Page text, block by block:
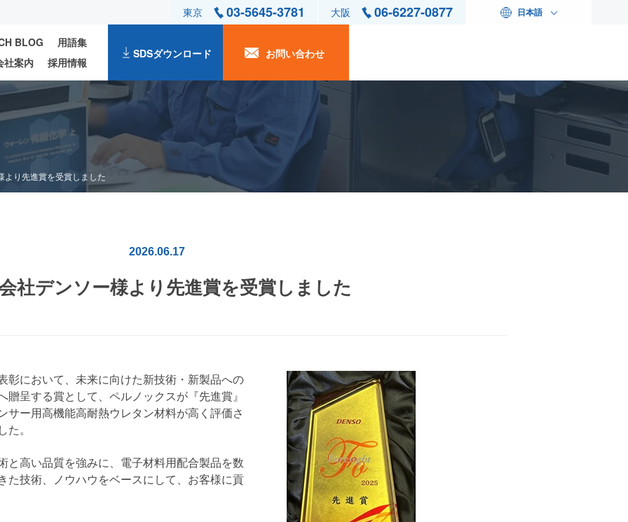
東京 03-5645-3781 大阪 06-6227-0877 日本語
BLOG
用語集
社案内
採用情報
SDSダウンロード お問い合わせ
より先進賞を受賞しました
2026.06.17
社デンソー様より先進賞を受賞しました
において、未来に向けた新技術・新製品への
呈する賞として、ペルノックスが『先進賞』
ー用高機能高耐熱ウレタン材料が高く評価さ
。
高い品質を強みに、電子材料用配合製品を数
た技術、ノウハウをベースにして、お客様に貢